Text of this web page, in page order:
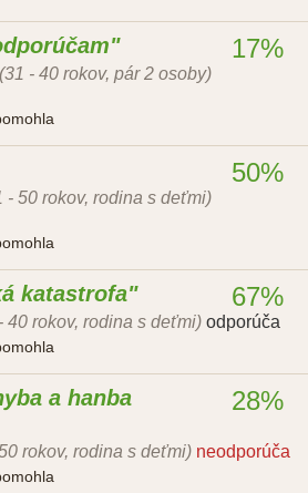
(31 - 40 rokov, pár 2 osoby)
17%
- 50 rokov, rodina s deťmi)
50%
katastrofa
40 rokov, rodina s deťmi) odporúča
67%
a hanba
rokov, rodina s deťmi) neodporúča
28%